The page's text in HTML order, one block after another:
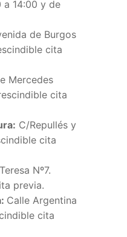
a 14:00 y de
de Burgos
cita
Mercedes
cita
C/Repullés y
cita
Nº7.
previa.
Calle Argentina
cita